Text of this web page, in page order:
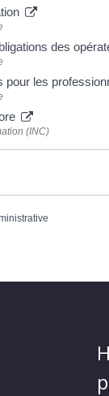
des
pour les
(INC)